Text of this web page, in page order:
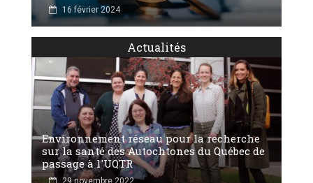
16 février 2024
Actualités
Environnement réseau pour la recherche
sur la santé des Autochtones du Québec de
passage à l'UQTR
29 novembre 2022